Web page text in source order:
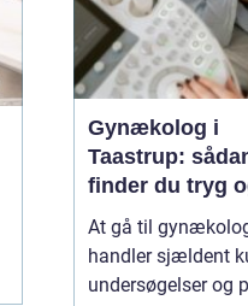
Gynækolog i
Taastrup:
finder du tryg
professionel
At gå til
handler sjældent
undersøgelser og